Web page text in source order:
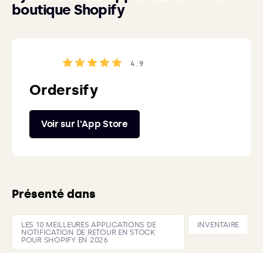
boutique Shopify
4.9
Ordersify
Voir sur l'App Store
Présenté dans
LES 10 MEILLEURES APPLICATIONS DE
NOTIFICATION DE RETOUR EN STOCK
POUR SHOPIFY EN 2026
INVENTAIRE